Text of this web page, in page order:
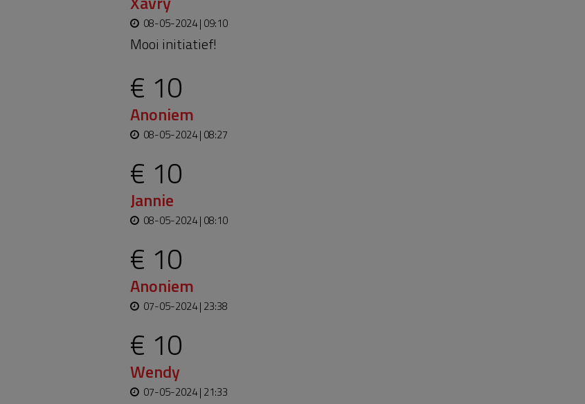
08-05-2024 | 09:10
Mooi initiatief!
€ 10
Anoniem
08-05-2024 | 08:27
€ 10
Jannie
08-05-2024 | 08:10
€ 10
Anoniem
07-05-2024 | 23:38
€ 10
Wendy
07-05-2024 | 21:33